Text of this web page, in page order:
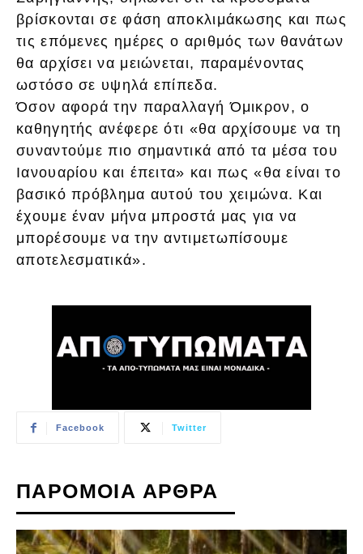
βρίσκονται σε φάση αποκλιμάκωσης και πως
τις επόμενες ημέρες ο αριθμός των θανάτων
θα αρχίσει να μειώνεται, παραμένοντας
ωστόσο σε υψηλά επίπεδα.
Όσον αφορά την παραλλαγή Όμικρον, ο
καθηγητής ανέφερε ότι «θα αρχίσουμε να τη
συναντούμε πιο σημαντικά από τα μέσα του
Ιανουαρίου και έπειτα» και πως «θα είναι το
βασικό πρόβλημα αυτού του χειμώνα. Και
έχουμε έναν μήνα μπροστά μας για να
μπορέσουμε να την αντιμετωπίσουμε
αποτελεσματικά».
Facebook Twitter
ΠΑΡΟΜΟΙΑ ΑΡΘΡΑ